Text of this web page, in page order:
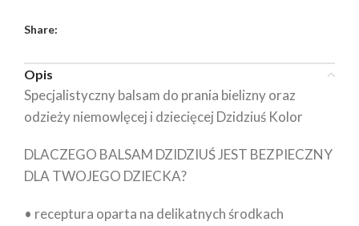
Share:
Opis
Specjalistyczny balsam do prania bielizny oraz
odzieży niemowlęcej i dziecięcej Dzidziuś Kolor
DLACZEGO BALSAM DZIDZIUŚ JEST BEZPIECZNY
DLA TWOJEGO DZIECKA?
• receptura oparta na delikatnych środkach